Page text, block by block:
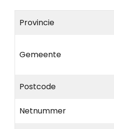
Provincie
Gemeente
Postcode
Netnummer